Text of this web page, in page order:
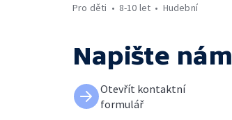
Pro děti
8-10 let Hudební
Napište nám
Otevřít kontaktní
formulář